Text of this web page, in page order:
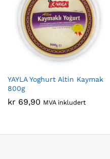
YAYLA Yoghurt Altin Kaymak
800g
kr 69,90 MVA inkludert